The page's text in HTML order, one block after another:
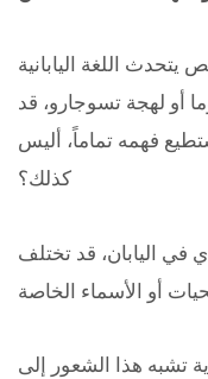
اللغة اليابانية
أو لهجة تسوجارو، قد
فهمه تماماً، أليس
كذلك؟
في اليابان، قد تختلف
تشبه هذا الشعور إلى